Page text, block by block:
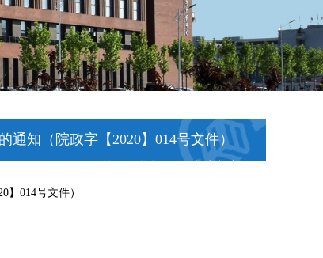
通知（院政字【2020】014号文件）
014号文件）